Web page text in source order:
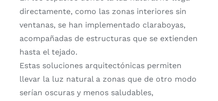
directamente, como las zonas interiores sin
ventanas, se han implementado claraboyas,
acompañadas de estructuras que se extienden
hasta el tejado.
Estas soluciones arquitectónicas permiten
llevar la luz natural a zonas que de otro modo
serían oscuras y menos saludables,